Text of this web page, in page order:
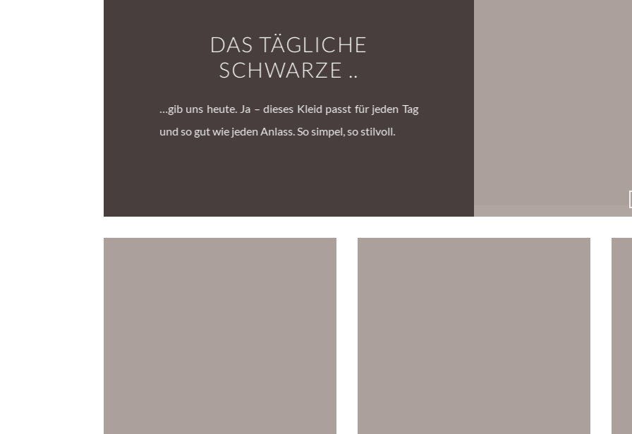
DAS TÄGLICHE
SCHWARZE ..
…gib uns heute. Ja – dieses Kleid passt für jeden Tag
und so gut wie jeden Anlass. So simpel, so stilvoll.